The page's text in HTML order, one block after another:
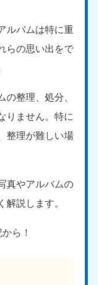
ルバムは特に重
らの思い出をで
整理、処分、
りません。特に
整理が難しい場
真やアルバムの
説します。
ら！